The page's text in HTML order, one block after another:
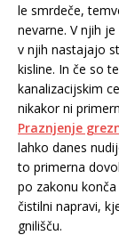
le smrdeče,
nevarne. V njih
v njih nastajajo
kisline. In če so
kanalizacijskim
nikakor ni
Praznjenje
lahko danes
to primerna
po zakonu
čistilni napravi,
gnilišču.